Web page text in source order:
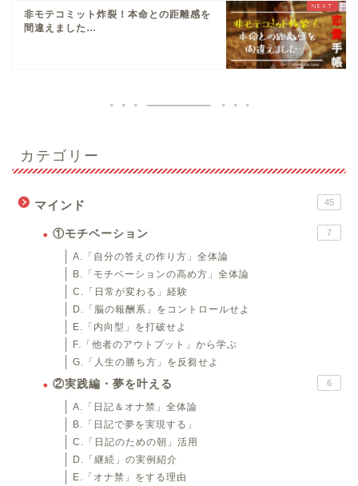
非モテコミット炸裂！本命との距離感を
間違えました…
カテゴリー
マインド 45
①モチベーション 7
A.「自分の答えの作り方」全体論
B.「モチベーションの高め方」全体論
C.「日常が変わる」経験
D.「脳の報酬系」をコントロールせよ
E.「内向型」を打破せよ
F.「他者のアウトプット」から学ぶ
G.「人生の勝ち方」を反芻せよ
②実践編・夢を叶える 6
A.「日記＆オナ禁」全体論
B.「日記で夢を実現する」
C.「日記のための朝」活用
D.「継続」の実例紹介
E.「オナ禁」をする理由